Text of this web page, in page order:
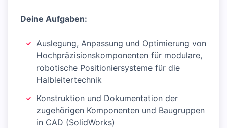
Deine Aufgaben:
Auslegung, Anpassung und Optimierung von
Hochpräzisionskomponenten für modulare,
robotische Positioniersysteme für die
Halbleitertechnik
Konstruktion und Dokumentation der
zugehörigen Komponenten und Baugruppen
in CAD (SolidWorks)